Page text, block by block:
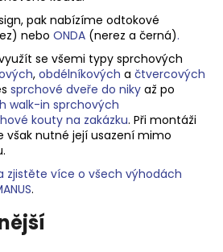
pak nabízíme odtokové
nebo ONDA (nerez a černá).
se všemi typy sprchových
, obdélníkových a čtvercových
sprchové dveře do niky až po
walk-in sprchových
kouty na zakázku. Při montáži
však nutné její usazení mimo
zjistěte více o všech výhodách
.